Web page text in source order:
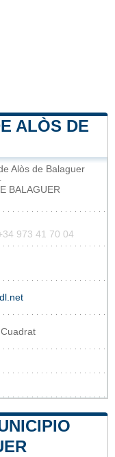
ALÒS DE
Alòs de Balaguer
BALAGUER
973 41 70 04